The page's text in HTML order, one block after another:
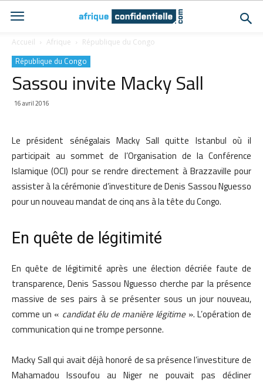
Accueil Afrique République du Congo
République du Congo
Sassou invite Macky Sall
16 avril 2016
Le président sénégalais Macky Sall quitte Istanbul où il
participait au sommet de l’Organisation de la Conférence
Islamique (OCI) pour se rendre directement à Brazzaville pour
assister à la cérémonie d’investiture de Denis Sassou Nguesso
pour un nouveau mandat de cinq ans à la tête du Congo.
En quête de légitimité
En quête de légitimité après une élection décriée faute de
transparence, Denis Sassou Nguesso cherche par la présence
massive de ses pairs à se présenter sous un jour nouveau,
comme un « candidat élu de manière légitime ». L’opération de
communication qui ne trompe personne.
Macky Sall qui avait déjà honoré de sa présence l’investiture de
Mahamadou Issoufou au Niger ne pouvait pas décliner